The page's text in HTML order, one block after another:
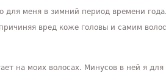
для меня в зимний период времени года.
вред коже головы и самим
на моих волосах. Минусов в ней я